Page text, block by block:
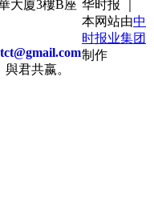
大廈3樓B座
君共嬴。
华时报 ｜
本网站由中
时报业集团
制作